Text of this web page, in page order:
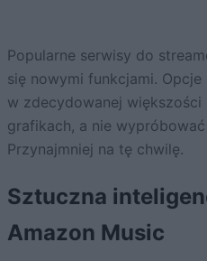
Popularne serwisy do
się nowymi funkcjami.
w zdecydowanej
grafikach, a nie
Przynajmniej na tę chwilę.
Sztuczna
Amazon Music